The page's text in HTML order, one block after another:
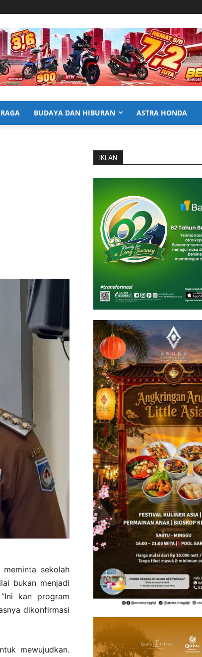
BUDAYA DAN HIBURAN ASTRA HONDA
sekolah
bukan menjadi
kan program
dikonfirmasi
mewujudkan.
IKLAN